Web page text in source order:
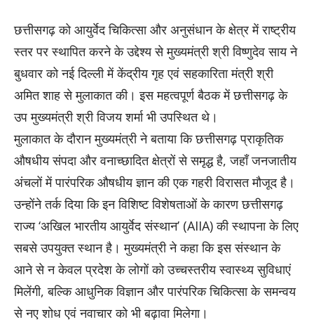
छत्तीसगढ़ को आयुर्वेद चिकित्सा और अनुसंधान के क्षेत्र में राष्ट्रीय
स्तर पर स्थापित करने के उद्देश्य से मुख्यमंत्री श्री विष्णुदेव साय ने
बुधवार को नई दिल्ली में केंद्रीय गृह एवं सहकारिता मंत्री श्री
अमित शाह से मुलाकात की। इस महत्वपूर्ण बैठक में छत्तीसगढ़ के
उप मुख्यमंत्री श्री विजय शर्मा भी उपस्थित थे।
मुलाकात के दौरान मुख्यमंत्री ने बताया कि छत्तीसगढ़ प्राकृतिक
औषधीय संपदा और वनाच्छादित क्षेत्रों से समृद्ध है, जहाँ जनजातीय
अंचलों में पारंपरिक औषधीय ज्ञान की एक गहरी विरासत मौजूद है।
उन्होंने तर्क दिया कि इन विशिष्ट विशेषताओं के कारण छत्तीसगढ़
राज्य ‘अखिल भारतीय आयुर्वेद संस्थान’ (AIIA) की स्थापना के लिए
सबसे उपयुक्त स्थान है। मुख्यमंत्री ने कहा कि इस संस्थान के
आने से न केवल प्रदेश के लोगों को उच्चस्तरीय स्वास्थ्य सुविधाएं
मिलेंगी, बल्कि आधुनिक विज्ञान और पारंपरिक चिकित्सा के समन्वय
से नए शोध एवं नवाचार को भी बढ़ावा मिलेगा।